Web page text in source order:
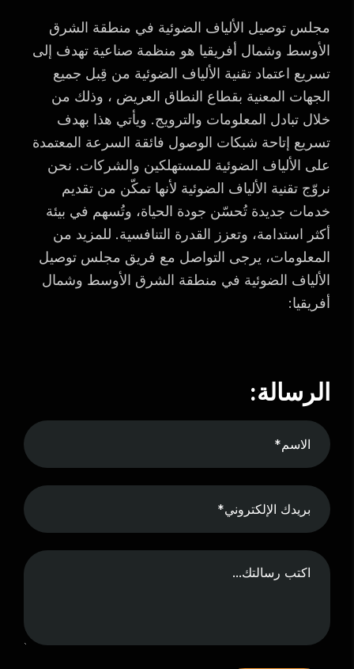
مجلس توصيل الألياف الضوئية في منطقة الشرق
الأوسط وشمال أفريقيا هو منظمة صناعية تهدف إلى
تسريع اعتماد تقنية الألياف الضوئية من قِبل جميع
الجهات المعنية بقطاع النطاق العريض ، وذلك من
خلال تبادل المعلومات والترويج. ويأتي هذا بهدف
تسريع إتاحة شبكات الوصول فائقة السرعة المعتمدة
على الألياف الضوئية للمستهلكين والشركات. نحن
نروّج تقنية الألياف الضوئية لأنها تمكّن من تقديم
خدمات جديدة تُحسّن جودة الحياة، وتُسهم في بيئة
أكثر استدامة، وتعزز القدرة التنافسية. للمزيد من
المعلومات، يرجى التواصل مع فريق مجلس توصيل
الألياف الضوئية في منطقة الشرق الأوسط وشمال
أفريقيا:
الرسالة: